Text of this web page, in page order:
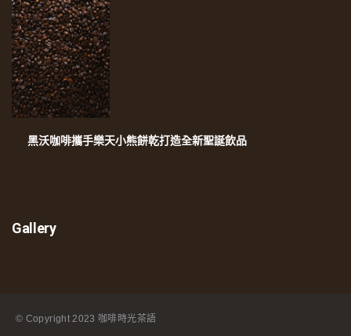
黑沃咖啡攜手樂天小熊餅乾打造全新聖誕飲品
Gallery
© Copyright2023 咖啡時光茶語